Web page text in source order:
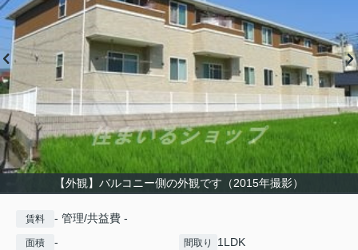
【外観】バルコニー側の外観です（2015年撮影）
賃料 - 管理/共益費 -
面積 - 間取り 1LDK